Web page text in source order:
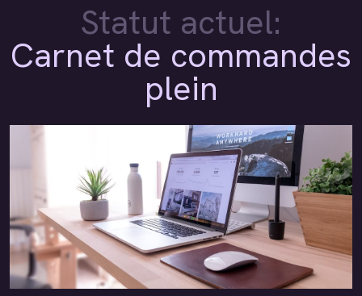
Statut actuel:
Carnet de commandes
plein